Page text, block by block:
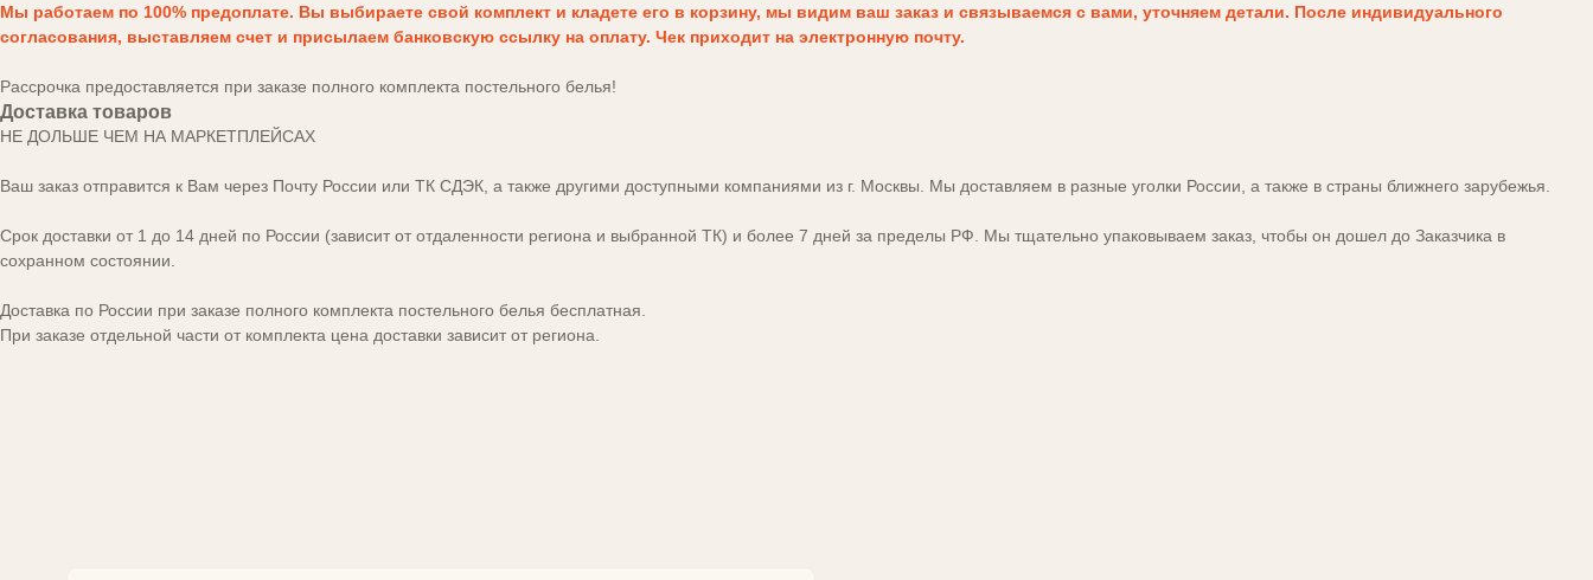
Мы работаем по 100% предоплате. Вы выбираете свой комплект и кладете его в корзину, мы видим ваш заказ и связываемся с вами, уточняем детали. После индивидуального
согласования, выставляем счет и присылаем банковскую ссылку на оплату. Чек приходит на электронную почту.
Рассрочка предоставляется при заказе полного комплекта постельного белья!
Доставка товаров
НЕ ДОЛЬШЕ ЧЕМ НА МАРКЕТПЛЕЙСАХ
Ваш заказ отправится к Вам через Почту России или ТК СДЭК, а также другими доступными компаниями из г. Москвы. Мы доставляем в разные уголки России, а также в страны ближнего зарубежья.
Срок доставки от 1 до 14 дней по России (зависит от отдаленности региона и выбранной ТК) и более 7 дней за пределы РФ. Мы тщательно упаковываем заказ, чтобы он дошел до Заказчика в
сохранном состоянии.
Доставка по России при заказе полного комплекта постельного белья бесплатная.
При заказе отдельной части от комплекта цена доставки зависит от региона.
[ попощь в выборе ]